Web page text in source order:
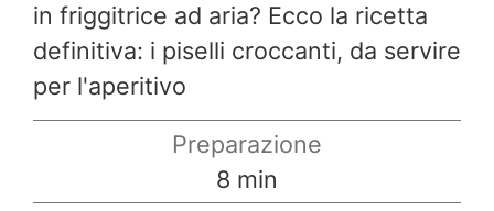
in friggitrice ad aria? Ecco la ricetta
definitiva: i piselli croccanti, da servire
per l'aperitivo
Preparazione
8 minuti
min